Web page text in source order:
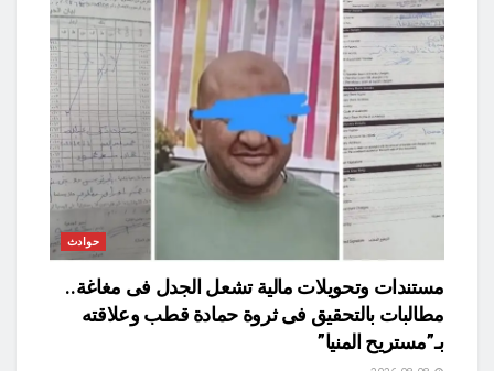
حوادث
مستندات وتحويلات مالية تشعل الجدل فى مغاغة..
مطالبات بالتحقيق فى ثروة حمادة قطب وعلاقته
بـ”مستريح المنيا”